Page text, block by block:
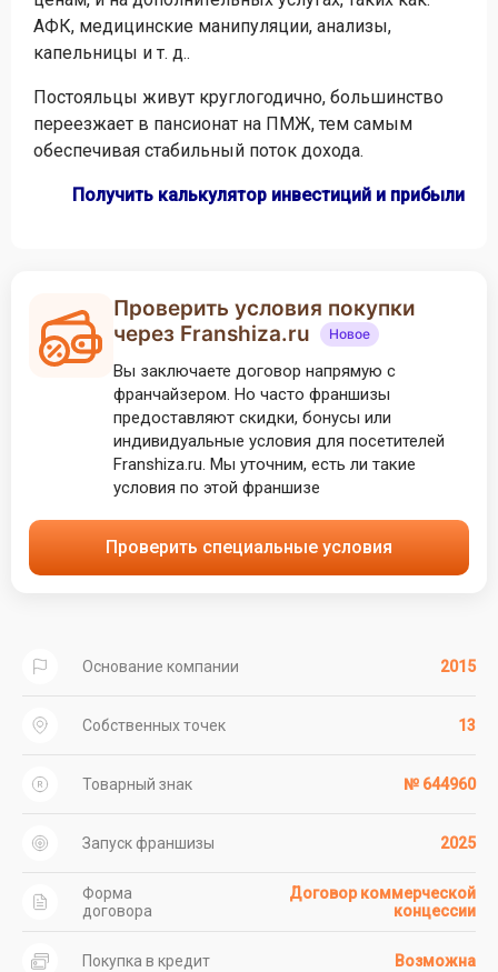
АФК, медицинские манипуляции, анализы,
капельницы и т. д..
Постояльцы живут круглогодично, большинство
переезжает в пансионат на ПМЖ, тем самым
обеспечивая стабильный поток дохода.
Получить калькулятор инвестиций и прибыли
Проверить условия покупки
через Franshiza.ru
Новое
Вы заключаете договор напрямую с
франчайзером. Но часто франшизы
предоставляют скидки, бонусы или
индивидуальные условия для посетителей
Franshiza.ru. Мы уточним, есть ли такие
условия по этой франшизе
Проверить специальные условия
Основание компании 2015
Собственных точек 13
Товарный знак № 644960
Запуск франшизы 2025
Форма
договора
Договор коммерческой
концессии
Покупка в кредит Возможна